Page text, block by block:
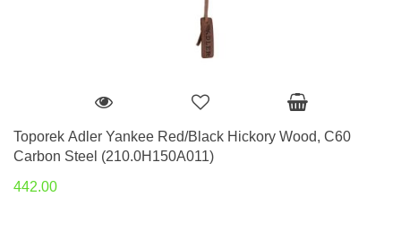
Toporek Adler Yankee Red/Black Hickory Wood, C60
Carbon Steel (210.0H150A011)
442.00